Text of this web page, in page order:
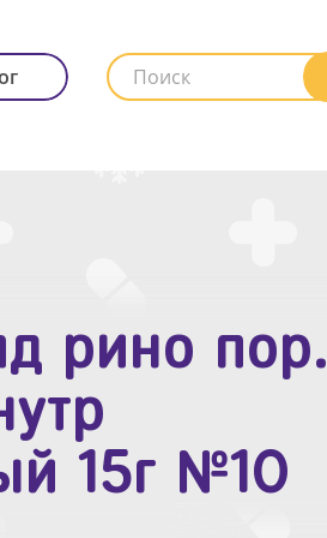
рино пор.
15г №10
п.п.о. 10мг